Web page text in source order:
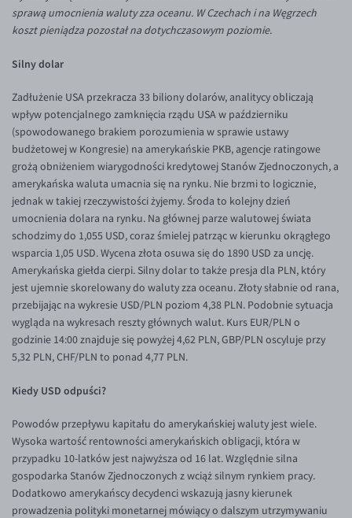
Inne pary walutowe
AUD/PLN
BGN/PLN
CAD/PLN
CNY/PLN
HKD/PLN
HUF/PLN
ILS/PLN
JPY/PLN
NZD/PLN
RON/PLN
SGD/PLN
TRY/PLN
ZAR/PLN
EUR/CHF
EUR/CZK
EUR/DKK
EUR/NOK
Aplikacja mobilna
Bezpieczeństwo
Pomoc
Pomoc
FAQ
Konto i opłaty
Wymiana walut
Banki i przelewy
Przelewy zagraniczne
Słowniczek
Poradnik
KONTAKT
Kontakt
Dla mediów
PL
sprawą umocnienia waluty zza oceanu. W Czechach i na Węgrzech
koszt pieniądza pozostał na dotychczasowym poziomie.
Silny dolar
Zadłużenie USA przekracza 33 biliony dolarów, analitycy obliczają
wpływ potencjalnego zamknięcia rządu USA w październiku
(spowodowanego brakiem porozumienia w sprawie ustawy
budżetowej w Kongresie) na amerykańskie PKB, agencje ratingowe
grożą obniżeniem wiarygodności kredytowej Stanów Zjednoczonych, a
amerykańska waluta umacnia się na rynku. Nie brzmi to logicznie,
jednak w takiej rzeczywistości żyjemy. Środa to kolejny dzień
umocnienia dolara na rynku. Na głównej parze walutowej świata
schodzimy do 1,055 USD, coraz śmielej patrząc w kierunku okrągłego
wsparcia 1,05 USD. Wycena złota osuwa się do 1890 USD za uncję.
Amerykańska giełda cierpi. Silny dolar to także presja dla PLN, który
jest ujemnie skorelowany do waluty zza oceanu. Złoty słabnie od rana,
przebijając na wykresie USD/PLN poziom 4,38 PLN. Podobnie sytuacja
wygląda na wykresach reszty głównych walut. Kurs EUR/PLN o
godzinie 14:00 znajduje się powyżej 4,62 PLN, GBP/PLN oscyluje przy
5,32 PLN, CHF/PLN to ponad 4,77 PLN.
Kiedy USD odpuści?
Powodów przepływu kapitału do amerykańskiej waluty jest wiele.
Wysoka wartość rentowności amerykańskich obligacji, która w
przypadku 10-latków jest najwyższa od 16 lat. Względnie silna
gospodarka Stanów Zjednoczonych z wciąż silnym rynkiem pracy.
Dodatkowo amerykańscy decydenci wskazują jasny kierunek
prowadzenia polityki monetarnej mówiący o dalszym utrzymywaniu